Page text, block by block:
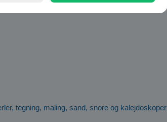
tegning, maling, sand, snore og kalejdoskoper